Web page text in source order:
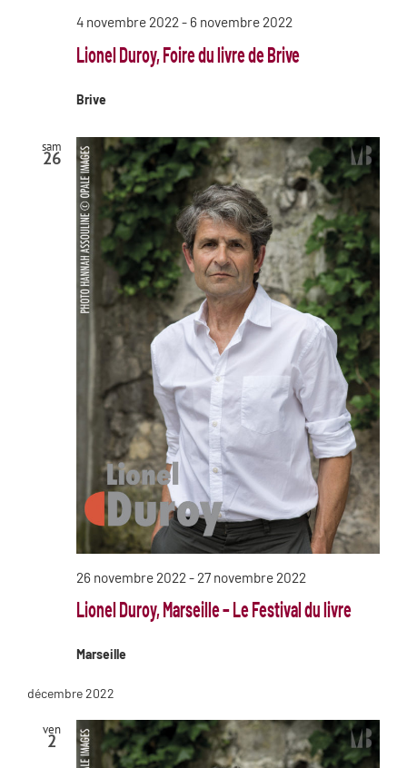
Lionel Duroy, Foire du livre de Brive
4 novembre 2022 - 6 novembre 2022
Brive
sam
26
Lionel Duroy, Marseille – Le Festival du livre
26 novembre 2022 - 27 novembre 2022
Marseille
décembre 2022
ven
2